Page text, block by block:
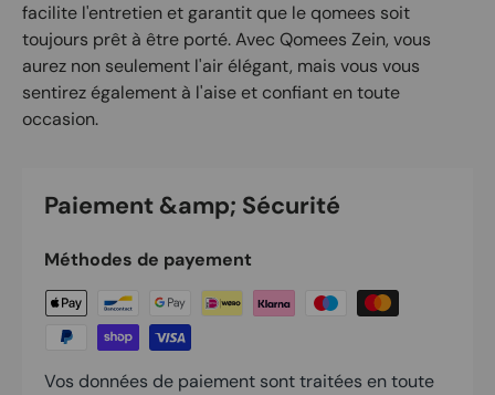
facilite l'entretien et garantit que le qomees soit
toujours prêt à être porté. Avec Qomees Zein, vous
aurez non seulement l'air élégant, mais vous vous
sentirez également à l'aise et confiant en toute
occasion.
Paiement &amp; Sécurité
Méthodes de payement
Vos données de paiement sont traitées en toute